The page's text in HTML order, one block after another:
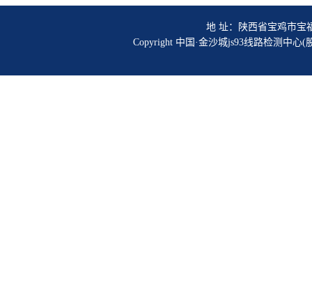
地 址：陕西省宝鸡市宝
Copyright 中国·金沙城js93线路检测中心(